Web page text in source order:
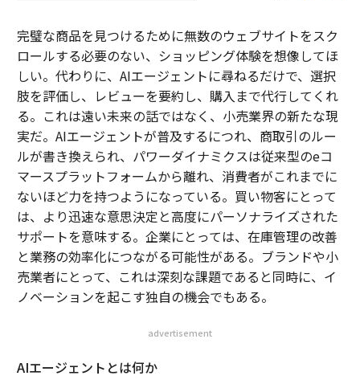
完璧な商品を見つけるために無数のウェブサイトをスク
ロールする必要のない、ショッピング体験を想像してほ
しい。代わりに、AIエージェントに尋ねるだけで、選択
肢を評価し、レビューを要約し、購入まで代行してくれ
る。これは遠い未来の話ではなく、小売業界の新たな現
実だ。AIエージェントが普及するにつれ、商取引のルー
ルが書き換えられ、パワーダイナミクスは従来型のeコ
マースプラットフォームから離れ、消費者がこれまでに
ないほど力を持つようになっている。買い物客にとって
は、より迅速な意思決定と高度にパーソナライズされた
サポートを意味する。企業にとっては、在庫管理の改善
と業務の効率化につながる可能性がある。ブランドや小
売業者にとって、これは深刻な課題であると同時に、イ
ノベーションを起こす独自の機会でもある。
advertisement
AIエージェントとは何か